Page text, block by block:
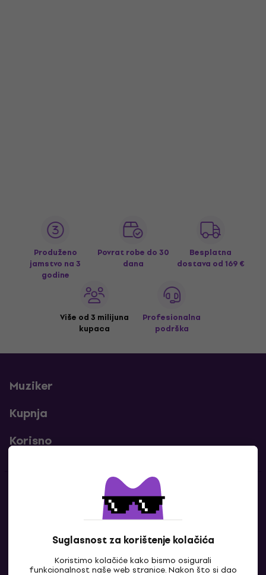
Suglasnost za korištenje kolačića
Koristimo kolačiće kako bismo osigurali
funkcionalnost naše web stranice. Nakon što si dao
Produženo
jamstvo na 3
godine
Povrat robe do 30
dana
Besplatna
dostava od 169 €
Više od 3 milijuna
kupaca
Profesionalna
podrška
Muziker
Kupnja
Korisno
Kontakti
Javi nam se